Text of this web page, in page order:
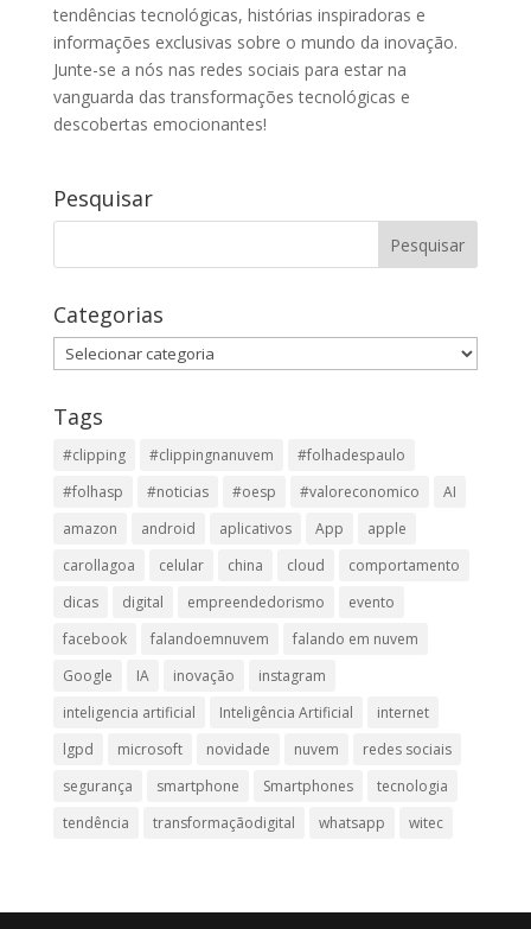
tendências tecnológicas, histórias inspiradoras e
informações exclusivas sobre o mundo da inovação.
Junte-se a nós nas redes sociais para estar na
vanguarda das transformações tecnológicas e
descobertas emocionantes!
Pesquisar
Categorias
Categorias
Tags
#clipping #clippingnanuvem
#folhadespaulo
#folhasp
#noticias #oesp #valoreconomico
AI
amazon
android aplicativos App
apple
carollagoa
celular china cloud
comportamento
dicas
digital empreendedorismo
evento
facebook
falandoemnuvem
falando em nuvem
Google
IA inovação
instagram
inteligencia artificial
Inteligência Artificial
internet
lgpd
microsoft novidade nuvem
redes sociais
segurança
smartphone Smartphones
tecnologia
tendência
transformaçãodigital whatsapp witec